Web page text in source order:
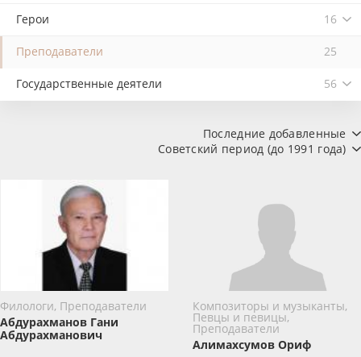
Герои 16
Преподаватели 25
Государственные деятели 56
Последние добавленные
Советский период (до 1991 года)
Филологи, Преподаватели
Абдурахманов Гани
Абдурахманович
Композиторы и музыканты,
Певцы и певицы,
Преподаватели
Алимахсумов Ориф